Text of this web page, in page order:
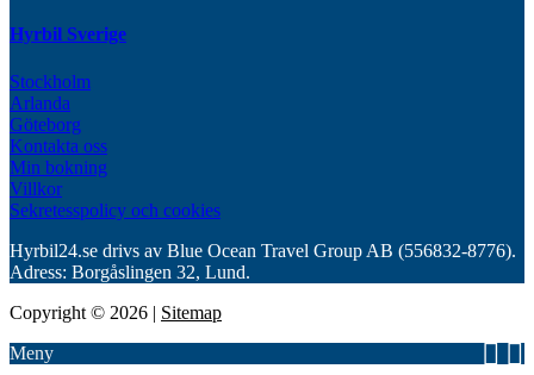
Hyrbil Sverige
Stockholm
Arlanda
Göteborg
Kontakta oss
Min bokning
Villkor
Sekretesspolicy och cookies
Hyrbil24.se drivs av Blue Ocean Travel Group AB (556832-8776).
Adress: Borgåslingen 32, Lund.
Copyright © 2026 | Sitemap
Meny